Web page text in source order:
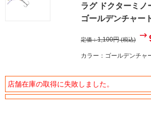
ラグ ドクターミノ
ゴールデンチャー
定価：1,100円(税込)
カラー：ゴールデンチャ
店舗在庫の取得に失敗しました。